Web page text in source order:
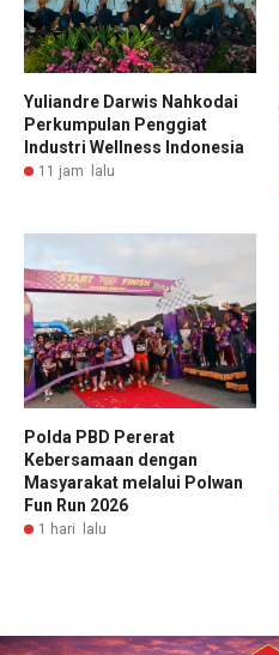
Yuliandre Darwis Nahkodai
Perkumpulan Penggiat
Industri Wellness Indonesia
11 jam lalu
Polda PBD Pererat
Kebersamaan dengan
Masyarakat melalui Polwan
Fun Run 2026
1 hari lalu